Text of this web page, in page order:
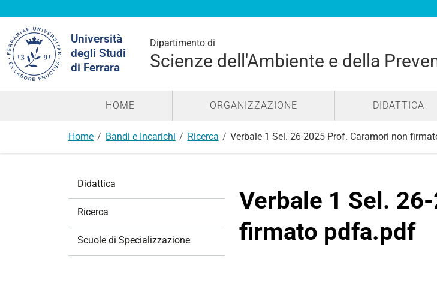
Università
degli Studi
di Ferrara
Dipartimento di
Scienze dell'Ambiente e della
nel
sito
HOME ORGANIZZAZIONE DIDATTICA
Home Bandi e Incarichi Ricerca Verbale 1 Sel. 26-2025 Prof. Caramori non
Verbale 1 Sel.
firmato pdfa.pdf
Didattica
Ricerca
Scuole di Specializzazione